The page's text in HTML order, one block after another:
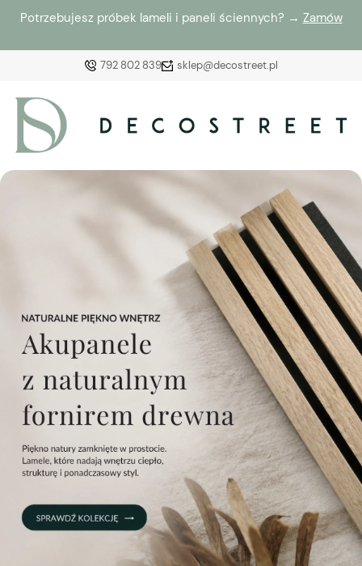
Potrzebujesz próbek lameli i paneli ściennych? → Zamów
792 802 839 sklep@decostreet.pl
Załóż konto
Wybierz coś dla siebie z naszej aktualnej oferty lub
zaloguj się, aby przywrócić dodane produkty do listy
z poprzedniej sesji.